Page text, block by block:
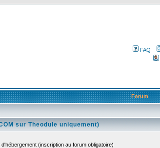
FAQ
Forum
sur Theodule uniquement)
(inscription au forum obligatoire)